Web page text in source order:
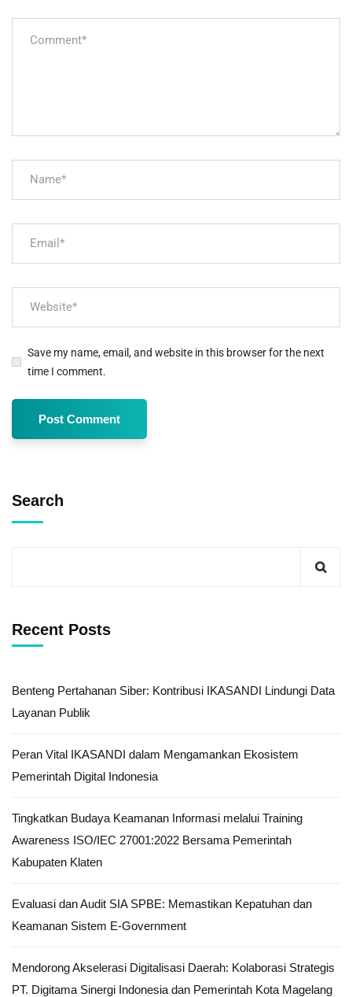
Save my name, email, and website in this browser for the next
time I comment.
Search
Recent Posts
Benteng Pertahanan Siber: Kontribusi IKASANDI Lindungi Data
Layanan Publik
Peran Vital IKASANDI dalam Mengamankan Ekosistem
Pemerintah Digital Indonesia
Tingkatkan Budaya Keamanan Informasi melalui Training
Awareness ISO/IEC 27001:2022 Bersama Pemerintah
Kabupaten Klaten
Evaluasi dan Audit SIA SPBE: Memastikan Kepatuhan dan
Keamanan Sistem E-Government
Mendorong Akselerasi Digitalisasi Daerah: Kolaborasi Strategis
PT. Digitama Sinergi Indonesia dan Pemerintah Kota Magelang